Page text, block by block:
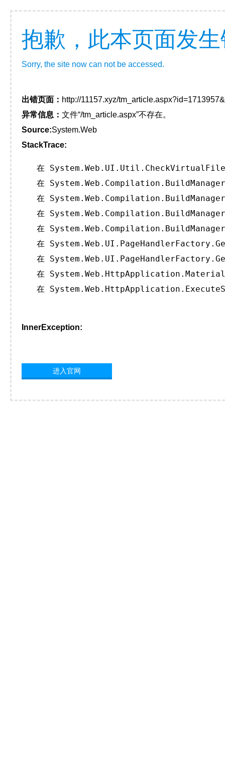
抱歉，此本页面发
Sorry, the site now can not be accessed.
出错页面： http://11157.xyz/
异常信息： 文件“/tm_article.aspx”不存在。
Source:System.Web
StackTrace:
在
在
在
在
在
在
在
在
在
InnerException:
进入官网